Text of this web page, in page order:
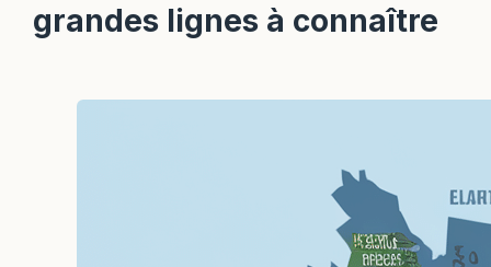
grandes lignes à connaître